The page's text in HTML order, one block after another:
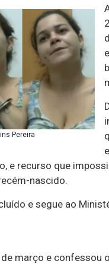
Pereira
e recurso que
nascido.
e segue ao
março e confessou